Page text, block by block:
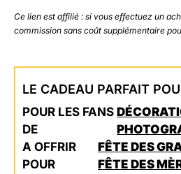
Ce lien est affilié : si vous effectuez un
commission sans coût supplémentaire
LE CADEAU PARFAIT
POUR LES FANS
DE
A OFFRIR
POUR
FÊTE DES
FÊTE DES